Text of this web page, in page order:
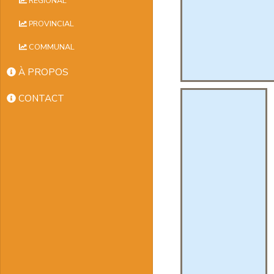
PROVINCIAL
COMMUNAL
À PROPOS
CONTACT